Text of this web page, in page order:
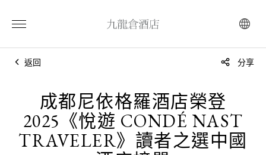
返回 分享
成都尼依格羅酒店榮登
2025《悅遊 CONDÉ NAST
TRAVELER》讀者之選中國